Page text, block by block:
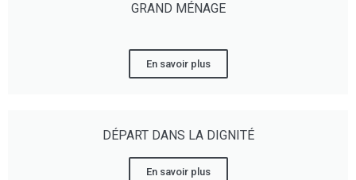
GRAND MÉNAGE
En savoir plus
DÉPART DANS LA DIGNITÉ
En savoir plus